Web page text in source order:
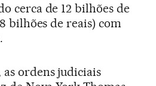
cerca de 12 bilhões de
bilhões de reais) com
ordens judiciais